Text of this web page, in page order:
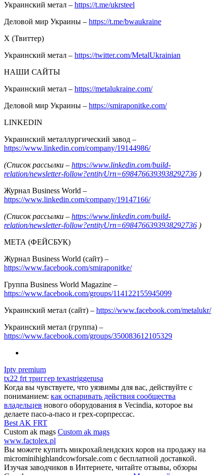
Украинский метал – https://t.me/ukrsteel
Деловой мир Украины – https://t.me/bwaukraine
Х (Твиттер)
Украинский метал – https://twitter.com/MetalUkrainian
НАШИ САЙТЫ
Украинский метал – https://metalukraine.com/
Деловой мир Украины – https://smiraponitke.com/
LINKEDIN
Украинский металлургический завод –
https://www.linkedin.com/company/19144986/
(Список рассылки – https://www.linkedin.com/build-
relation/newsletter-follow?entityUrn=6984766393938292736 )
Журнал Business World –
https://www.linkedin.com/company/19147166/
(Список рассылки – https://www.linkedin.com/build-
relation/newsletter-follow?entityUrn=6984766393938292736 )
МЕТА (ФЕЙСБУК)
Журнал Business World (сайт) –
https://www.facebook.com/smiraponitke/
Группа Business World Magazine –
https://www.facebook.com/groups/114122155945099
Украинский метал (сайт) – https://www.facebook.com/metalukr/
Украинский метал (группа) –
https://www.facebook.com/groups/350083612105329
Iptv premium
tx22 frt триггер texastriggerusa
Когда вы чувствуете, что уязвимы для вас, действуйте с
пониманием: как оспаривать действия сообщества
владельцев нового оборудования в Vecindia, которое вы
делаете пасо-а-пасо и грех-сорпрессас.
Best AK FRT
Custom ak mags Custom ak mags
www.factolex.pl
Вы можете купить микрохайлендских коров на продажу на
microminihighlandcowforsale.com с бесплатной доставкой.
Изучая заводчиков в Интернете, читайте отзывы, обзоры